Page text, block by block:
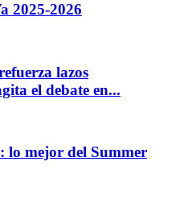
2025-2026
lazos
el debate en...
lo mejor del Summer